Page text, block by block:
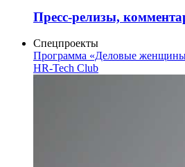
Пресс-релизы,
Спецпроекты
Программа «Деловые
HR-Tech Club